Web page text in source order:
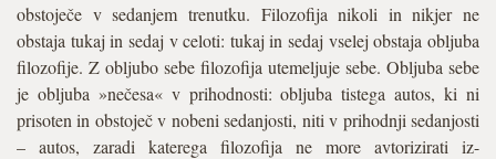
obstoječe v sedanjem trenutku. Filozofija nikoli in nikjer ne
obstaja tukaj in sedaj v celoti: tukaj in sedaj vselej obstaja obljuba
filozofije. Z obljubo sebe filozofija utemeljuje sebe. Obljuba sebe
je obljuba »nečesa« v prihodnosti: obljuba tistega autos, ki ni
prisoten in obstoječ v nobeni sedanjosti, niti v prihodnji sedanjosti
– autos, zaradi katerega filozofija ne more avtorizirati iz-